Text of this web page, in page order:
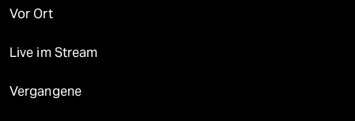
Vor Ort
Live im Stream
Vergangene